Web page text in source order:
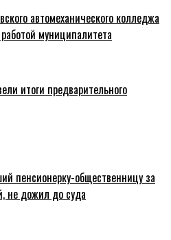
автомеханического колледжа
муниципалитета
итоги предварительного
пенсионерку-общественницу за
не дожил до суда